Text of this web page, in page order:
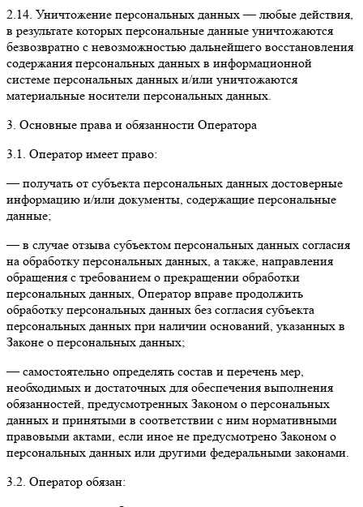
2.14. Уничтожение персональных данных — любые действия,
в результате которых персональные данные уничтожаются
безвозвратно с невозможностью дальнейшего восстановления
содержания персональных данных в информационной
системе персональных данных и/или уничтожаются
материальные носители персональных данных.
3. Основные права и обязанности Оператора
3.1. Оператор имеет право:
— получать от субъекта персональных данных достоверные
информацию и/или документы, содержащие персональные
данные;
— в случае отзыва субъектом персональных данных согласия
на обработку персональных данных, а также, направления
обращения с требованием о прекращении обработки
персональных данных, Оператор вправе продолжить
обработку персональных данных без согласия субъекта
персональных данных при наличии оснований, указанных в
Законе о персональных данных;
— самостоятельно определять состав и перечень мер,
необходимых и достаточных для обеспечения выполнения
обязанностей, предусмотренных Законом о персональных
данных и принятыми в соответствии с ним нормативными
правовыми актами, если иное не предусмотрено Законом о
персональных данных или другими федеральными законами.
3.2. Оператор обязан: